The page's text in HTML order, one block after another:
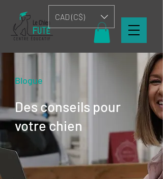
CAD (C$)
Blogue
Des conseils pour
votre chien